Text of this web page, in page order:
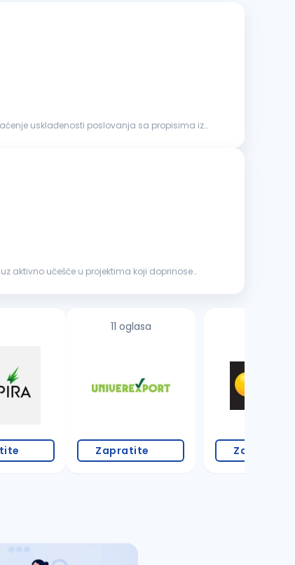
usklađenosti poslovanja sa propisima iz
aktivno učešće u projektima koji doprinose
11 oglasa
Zapratite Zapratite